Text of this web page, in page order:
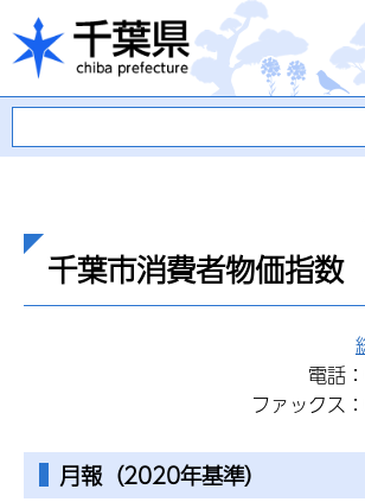
千葉県
千葉市消費者物価指数
電話
ファックス
月報（2020年基準）